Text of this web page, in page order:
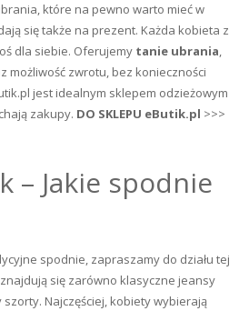
które na pewno warto mieć w
się także na prezent. Każda kobieta z
dla siebie. Oferujemy tanie ubrania,
możliwość zwrotu, bez konieczności
jest idealnym sklepem odzieżowym
zakupy. DO SKLEPU eButik.pl >>>
– Jakie spodnie
spodnie, zapraszamy do działu tej
się zarówno klasyczne jeansy
Najczęściej, kobiety wybierają